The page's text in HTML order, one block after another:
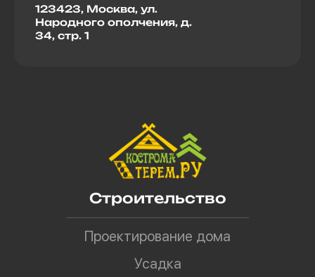
123423, Москва, ул.
Народного ополчения, д.
34, стр. 1
Строительство
Проектирование дома
Усадка